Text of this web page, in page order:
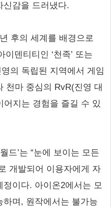
신감을 드러냈다.
후의 세계를 배경으로
덴티티인 ‘천족’ 또는
의 독립된 지역에서 게임
천마 중심의 RvR(진영 대
지는 경험을 즐길 수 있
드’는 “눈에 보이는 모든
개발되어 이용자에게 자
이다. 아이온2에서는 모
며, 원작에서는 불가능